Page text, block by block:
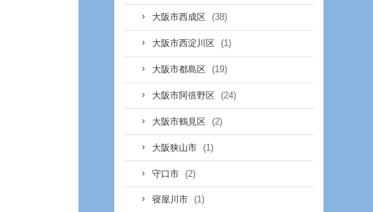
大阪市西成区 (38)
大阪市西淀川区 (1)
大阪市都島区 (19)
大阪市阿倍野区 (24)
大阪市鶴見区 (2)
大阪狭山市 (1)
守口市 (2)
寝屋川市 (1)